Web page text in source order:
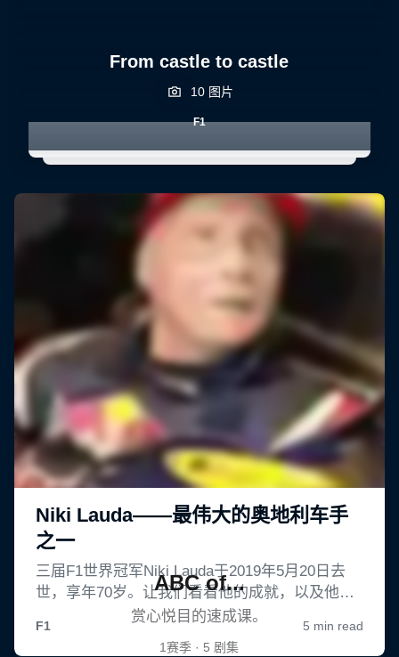
From castle to castle
10 图片
F1
ABC of...
赏心悦目的速成课。
1赛季 · 5 剧集